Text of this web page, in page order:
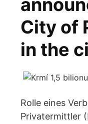
City of
in the
Rolle eines
Privatermittler